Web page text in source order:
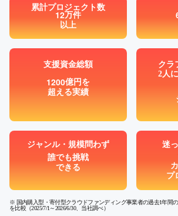
累計プロジェクト数
12万件
以上
支援資金総額
1200億円を
超える実績
クラ
2人
ジャンル・規模問わず
誰でも挑戦
できる
迷
プ
※ 国内購入型・寄付型クラウドファンディング事業者の過去1年間
を比較（2025/7/1～2026/6/30、当社調べ）